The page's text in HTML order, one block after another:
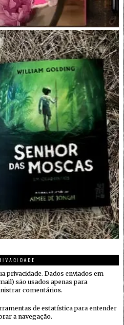
privacidade. Dados enviados em
são usados apenas para
comentários.
de estatística para entender
a navegação.